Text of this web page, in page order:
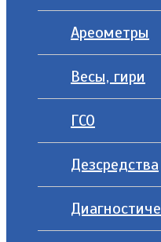
Ареометры
Весы, гири
ГСО
Дезсредства